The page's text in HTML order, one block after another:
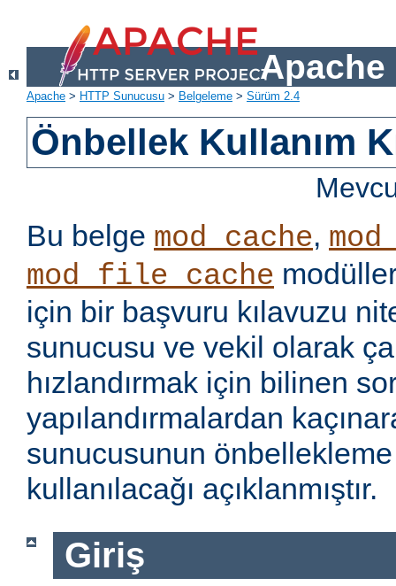
Apache
Apache > HTTP Sunucusu > Belgeleme > Sürüm 2.4
Önbellek Kullanım
Bu belge mod_cache,
mod_file_cache
için bir başvuru kılavuzu
sunucusu ve vekil olarak
hızlandırmak için bilinen
yapılandırmalardan
sunucusunun
kullanılacağı açıklanmıştır.
Giriş